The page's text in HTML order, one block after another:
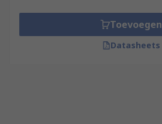
Toevoegen
Datasheets